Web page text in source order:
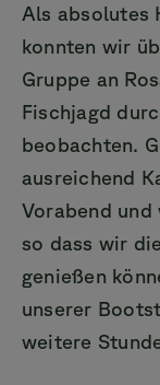
Als absolutes
konnten wir
Gruppe an
Fischjagd
beobachten.
ausreichend
Vorabend
so dass wir
genießen
unserer
weitere